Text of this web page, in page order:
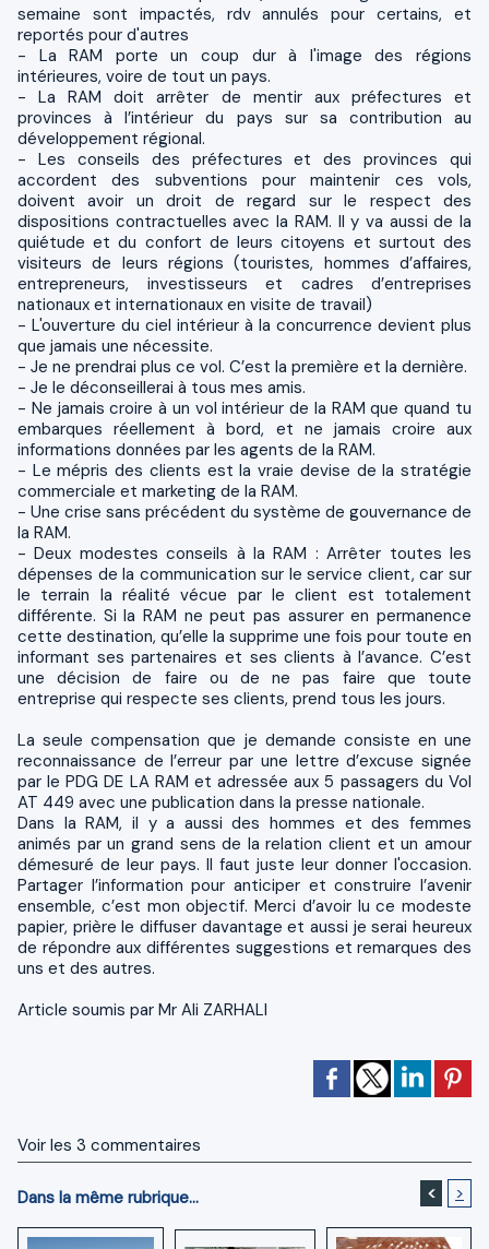
semaine sont impactés, rdv annulés pour certains, et
reportés pour d'autres
- La RAM porte un coup dur à l'image des régions
intérieures, voire de tout un pays.
- La RAM doit arrêter de mentir aux préfectures et
provinces à l’intérieur du pays sur sa contribution au
développement régional.
- Les conseils des préfectures et des provinces qui
accordent des subventions pour maintenir ces vols,
doivent avoir un droit de regard sur le respect des
dispositions contractuelles avec la RAM. Il y va aussi de la
quiétude et du confort de leurs citoyens et surtout des
visiteurs de leurs régions (touristes, hommes d’affaires,
entrepreneurs, investisseurs et cadres d’entreprises
nationaux et internationaux en visite de travail)
- L'ouverture du ciel intérieur à la concurrence devient plus
que jamais une nécessite.
- Je ne prendrai plus ce vol. C’est la première et la dernière.
- Je le déconseillerai à tous mes amis.
- Ne jamais croire à un vol intérieur de la RAM que quand tu
embarques réellement à bord, et ne jamais croire aux
informations données par les agents de la RAM.
- Le mépris des clients est la vraie devise de la stratégie
commerciale et marketing de la RAM.
- Une crise sans précédent du système de gouvernance de
la RAM.
- Deux modestes conseils à la RAM : Arrêter toutes les
dépenses de la communication sur le service client, car sur
le terrain la réalité vécue par le client est totalement
différente. Si la RAM ne peut pas assurer en permanence
cette destination, qu’elle la supprime une fois pour toute en
informant ses partenaires et ses clients à l’avance. C’est
une décision de faire ou de ne pas faire que toute
entreprise qui respecte ses clients, prend tous les jours.
La seule compensation que je demande consiste en une
reconnaissance de l’erreur par une lettre d’excuse signée
par le PDG DE LA RAM et adressée aux 5 passagers du Vol
AT 449 avec une publication dans la presse nationale.
Dans la RAM, il y a aussi des hommes et des femmes
animés par un grand sens de la relation client et un amour
démesuré de leur pays. Il faut juste leur donner l'occasion.
Partager l’information pour anticiper et construire l’avenir
ensemble, c’est mon objectif. Merci d’avoir lu ce modeste
papier, prière le diffuser davantage et aussi je serai heureux
de répondre aux différentes suggestions et remarques des
uns et des autres.
Article soumis par Mr Ali ZARHALI
Voir les 3 commentaires
Dans la même rubrique... < >